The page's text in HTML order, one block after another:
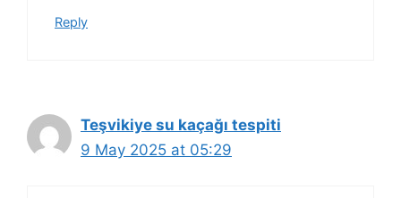
Reply
Teşvikiye su kaçağı tespiti
9 May 2025 at 05:29